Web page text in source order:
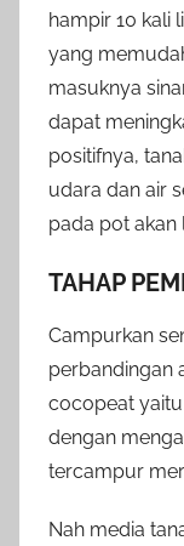
hampir 10 kali
yang
masuknya
dapat
positifnya,
udara dan air
pada pot akan
TAHAP
Campurkan
perbandingan
cocopeat yaitu
dengan
tercampur
Nah media